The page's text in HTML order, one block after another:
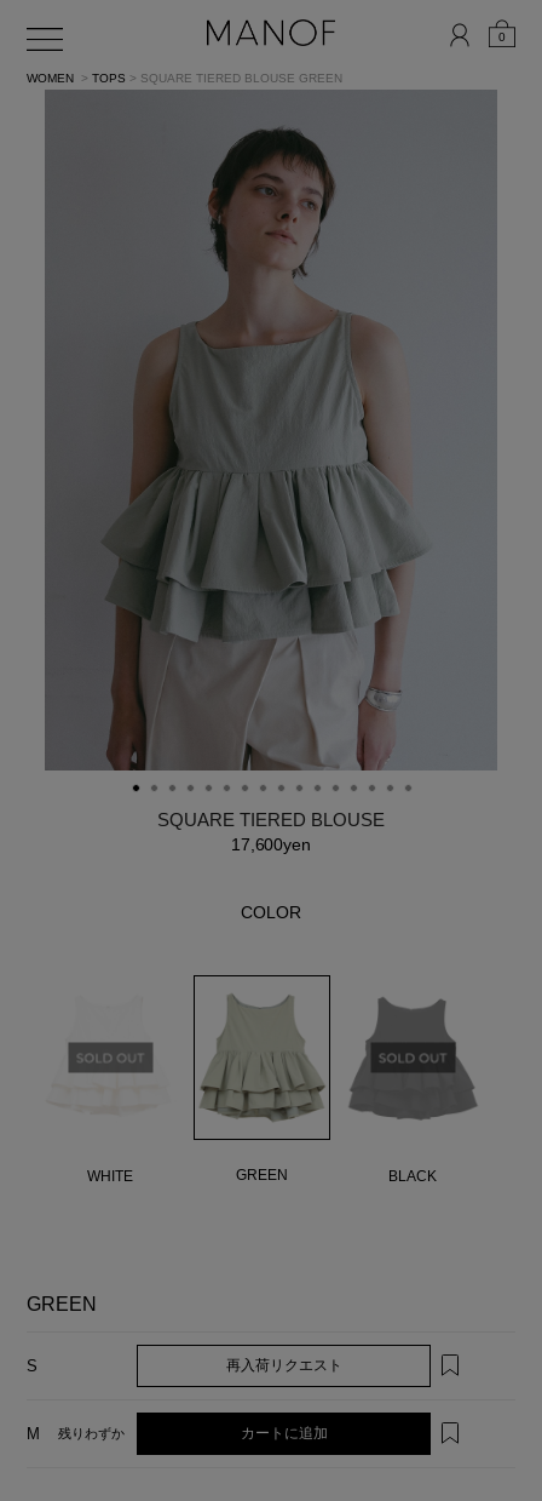
0
WOMEN >TOPS > SQUARE TIERED BLOUSEGREEN
SQUARE TIERED BLOUSE
17,600yen
COLOR
WHITE GREEN BLACK
GREEN
S 再入荷リクエスト
M 残りわずか カートに追加